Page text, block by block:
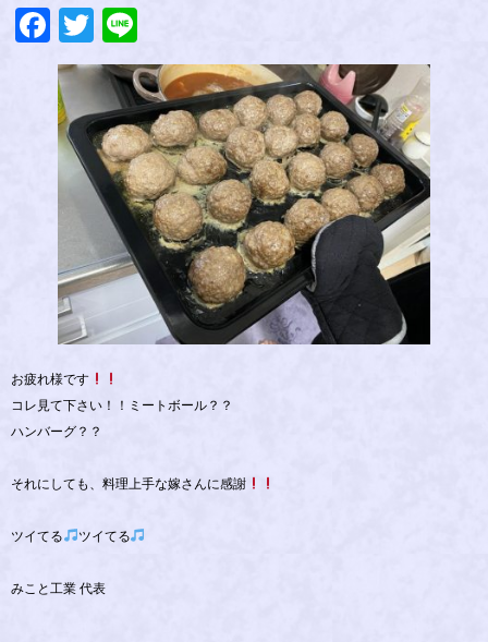
Facebook
Twitter
お疲れ様です
コレ見て下さい！！ミートボール？？
ハンバーグ？？
それにしても、料理上手な嫁さんに感謝
ツイてる ツイてる
みこと工業 代表